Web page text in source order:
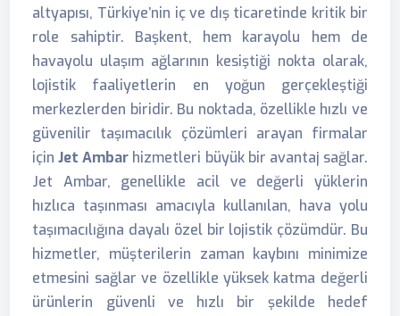
altyapısı, Türkiye’nin iç ve dış ticaretinde kritik bir
role sahiptir. Başkent, hem karayolu hem de
havayolu ulaşım ağlarının kesiştiği nokta olarak,
lojistik faaliyetlerin en yoğun gerçekleştiği
merkezlerden biridir. Bu noktada, özellikle hızlı ve
güvenilir taşımacılık çözümleri arayan firmalar
içinJet Ambar hizmetleri büyük bir avantaj sağlar.
Jet Ambar, genellikle acil ve değerli yüklerin
hızlıca taşınması amacıyla kullanılan, hava yolu
taşımacılığına dayalı özel bir lojistik çözümdür. Bu
hizmetler, müşterilerin zaman kaybını minimize
etmesini sağlar ve özellikle yüksek katma değerli
ürünlerin güvenli ve hızlı bir şekilde hedef